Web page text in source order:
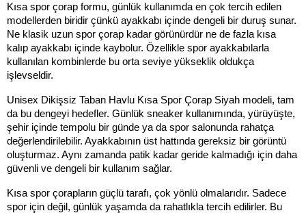
Kısa spor çorap formu, günlük kullanımda en çok tercih edilen
modellerden biridir çünkü ayakkabı içinde dengeli bir duruş sunar.
Ne klasik uzun spor çorap kadar görünürdür ne de fazla kısa
kalıp ayakkabı içinde kaybolur. Özellikle spor ayakkabılarla
kullanılan kombinlerde bu orta seviye yükseklik oldukça
işlevseldir.
Unisex Dikişsiz Taban Havlu Kısa Spor Çorap Siyah modeli, tam
da bu dengeyi hedefler. Günlük sneaker kullanımında, yürüyüşte,
şehir içinde tempolu bir günde ya da spor salonunda rahatça
değerlendirilebilir. Ayakkabının üst hattında gereksiz bir görüntü
oluşturmaz. Aynı zamanda patik kadar geride kalmadığı için daha
güvenli ve dengeli bir kullanım sağlar.
Kısa spor çorapların güçlü tarafı, çok yönlü olmalarıdır. Sadece
spor için değil, günlük yaşamda da rahatlıkla tercih edilirler. Bu